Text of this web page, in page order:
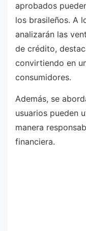
aprobados
los brasileños. A
analizarán las
de crédito,
convirtiendo en
consumidores.
Además, se
usuarios pueden
manera
financiera.